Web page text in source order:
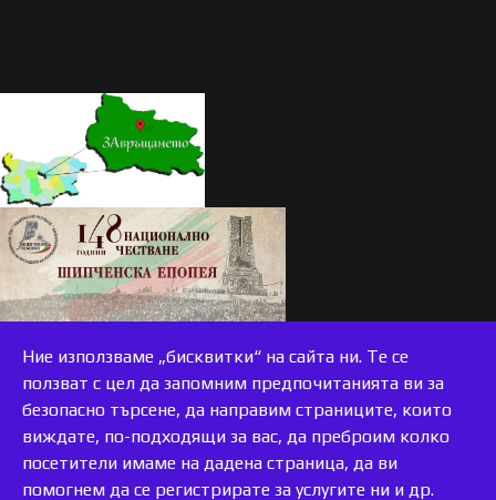
Ние използваме „бисквитки“ на сайта ни. Те се
ползват с цел да запомним предпочитанията ви за
безопасно търсене, да направим страниците, които
виждате, по-подходящи за вас, да преброим колко
посетители имаме на дадена страница, да ви
помогнем да се регистрирате за услугите ни и др.
accessible